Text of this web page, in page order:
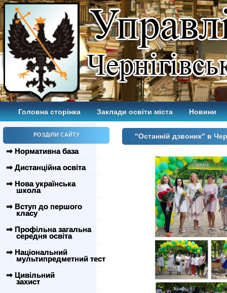
Головна сторінка Заклади освіти міста Новини
РОЗДІЛИ САЙТУ
⇒ Нормативна база
⇒ Дистанційна освіта
⇒ Нова українська
школа
⇒ Вступ до першого
класу
⇒ Профільна загальна
середня освіта
⇒ Національний
мультипредметний тест
⇒ Цивільний
захист
"Останній дзвоник" в